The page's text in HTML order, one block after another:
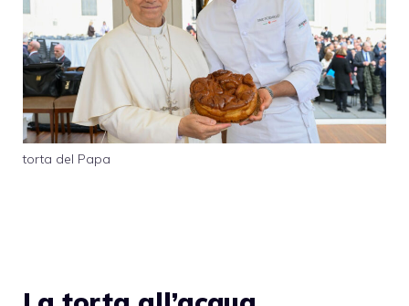
torta del Papa